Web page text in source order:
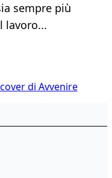
sempre più
lavoro...
di Avvenire